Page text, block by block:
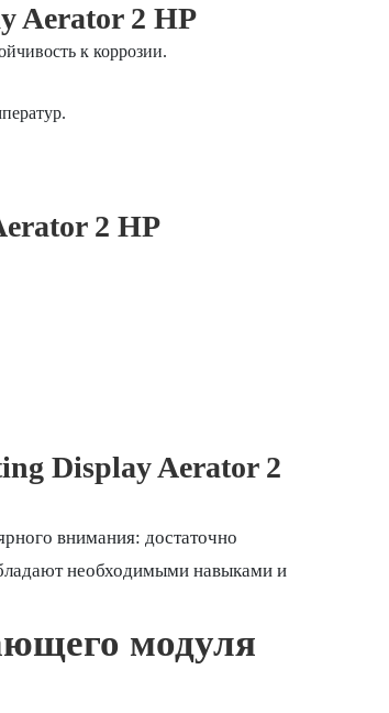
Aerator 2 HP
к коррозии.
2 HP
Display Aerator 2
внимания: достаточно
необходимыми навыками и
модуля